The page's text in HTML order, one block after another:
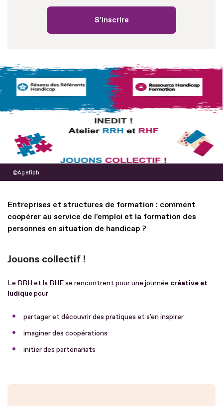
S'inscrire
Agefiph
Entreprises et structures de formation : comment
coopérer au service de l'emploi et la formation des
personnes en situation de handicap ?
Jouons collectif !
Le RRH et la RHF se rencontrent pour une journée créative et
ludiquepour
partager et découvrir des pratiques et s'en inspirer
imaginer des coopérations
initier des partenariats